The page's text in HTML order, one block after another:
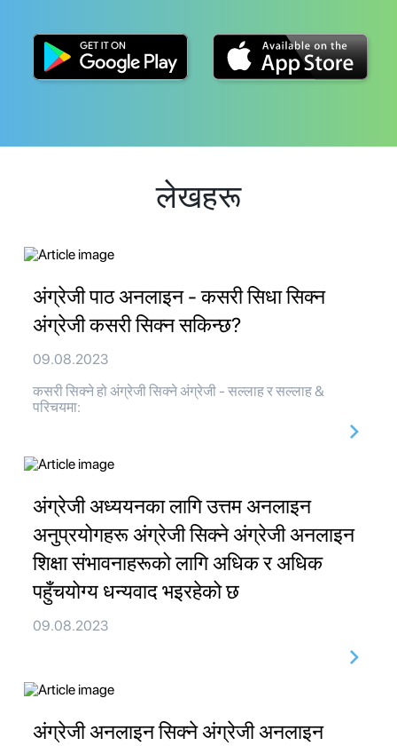
लेखहरू
अंग्रेजी पाठ अनलाइन - कसरी सिधा सिक्न
अंग्रेजी कसरी सिक्न सकिन्छ?
09.08.2023
कसरी सिक्ने हो अंग्रेजी सिक्ने अंग्रेजी - सल्लाह र सल्लाह &
परिचयमा:
अंग्रेजी अध्ययनका लागि उत्तम अनलाइन
अनुप्रयोगहरू अंग्रेजी सिक्ने अंग्रेजी अनलाइन
शिक्षा संभावनाहरूको लागि अधिक र अधिक
पहुँचयोग्य धन्यवाद भइरहेको छ
09.08.2023
अंग्रेजी अनलाइन सिक्ने अंग्रेजी अनलाइन